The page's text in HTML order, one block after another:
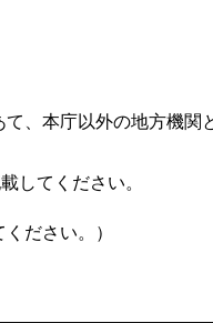
、本庁以外の地方機
してください。
ださい。）